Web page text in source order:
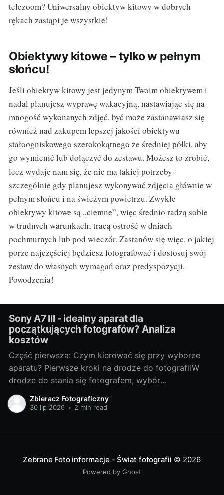
telezoom? Uniwersalny obiektyw kitowy w dobrych
rękach zastąpi je wszystkie!
Obiektywy kitowe – tylko w pełnym
słońcu!
Jeśli obiektyw kitowy jest jedynym Twoim obiektywem i
nadal planujesz wyprawę wakacyjną, nastawiając się na
mnogość wykonanych zdjęć, być może zastanawiasz się
również nad zakupem lepszej jakości obiektywu
stałoogniskowego szerokokątnego ze średniej półki, aby
go wymienić lub dołączyć do zestawu. Możesz to zrobić,
lecz wydaje nam się, że nie ma takiej potrzeby –
szczególnie gdy planujesz wykonywać zdjęcia głównie w
pełnym słońcu i na świeżym powietrzu. Zwykle
obiektywy kitowe są „ciemne”, więc średnio radzą sobie
w trudnych warunkach; tracą ostrość w dniach
pochmurnych lub pod wieczór. Zastanów się więc, o jakiej
porze najczęściej będziesz fotografować i dostosuj swój
zestaw do własnych wymagań oraz predyspozycji.
Powodzenia!
Sony A7 III - idealny aparat dla
początkujących fotografów? Analiza
kosztów
Część pierwsza: Czym kierować się przy wyborze
aparatu? Pierwsze kroki na drodze do fotografiiW
drodze do stania się fotografem, wybór
odpowiedniego sprzętu jest jednym z
najważniejszych kroków. Bez względu na to, czy
Zbieracz Fotograficzny
30 lip 2026 • 2 min read
Zebrane Foto informacje - Świat fotografii © 2026
Powered by Ghost